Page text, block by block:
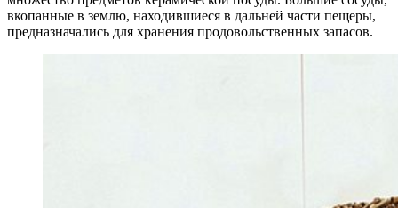
вкопанные в землю, находившиеся в дальней части пещеры,
предназначались для хранения продовольственных запасов.